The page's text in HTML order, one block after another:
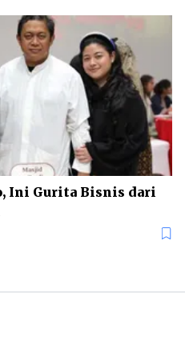
Ini Gurita Bisnis dari